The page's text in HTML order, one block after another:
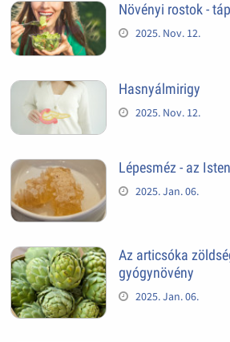
Növényi rostok -
2025. Nov. 12.
Hasnyálmirigy
2025. Nov. 12.
Lépesméz - az
2025. Jan. 06.
Az articsóka
gyógynövény
2025. Jan. 06.